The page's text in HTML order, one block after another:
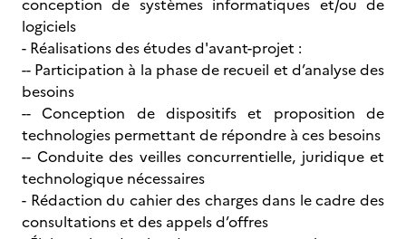
conception de systèmes informatiques et/ou de
logiciels
- Réalisations des études d'avant-projet :
-- Participation à la phase de recueil et d’analyse des
besoins
-- Conception de dispositifs et proposition de
technologies permettant de répondre à ces besoins
-- Conduite des veilles concurrentielle, juridique et
technologique nécessaires
- Rédaction du cahier des charges dans le cadre des
consultations et des appels d’offres